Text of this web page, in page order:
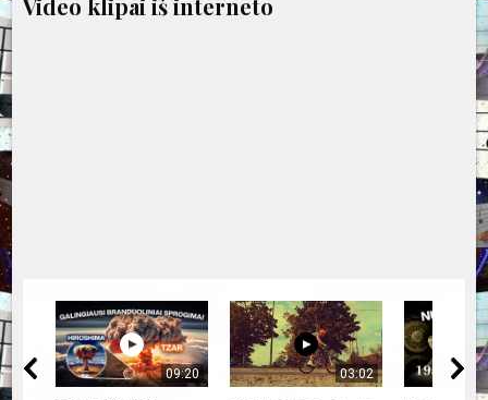
Video klipai iš interneto
09:20 03:02